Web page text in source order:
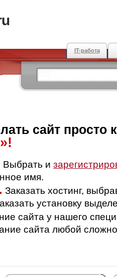
IT-работа
сайт просто
Выбрать и
имя.
Заказать хостинг,
установку
сайта у нашего
сайта любой